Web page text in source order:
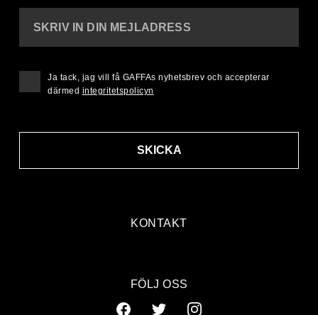
KONTAKT
SKRIV IN DIN MEJLADRESS
SKICKA
Ja tack, jag vill få GAFFAs nyhetsbrev och accepterar
därmed integritetspolicyn
FÖLJ OSS